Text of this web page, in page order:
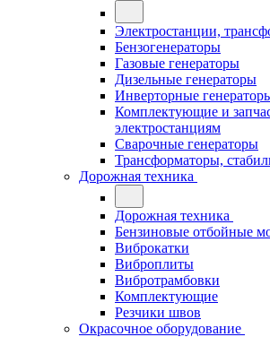
Электростанции,
Бензогенераторы
Газовые генераторы
Дизельные генераторы
Инверторные
Комплектующие и
электростанциям
Сварочные генераторы
Трансформаторы,
Дорожная техника
Дорожная техника
Бензиновые отбойные
Виброкатки
Виброплиты
Вибротрамбовки
Комплектующие
Резчики швов
Окрасочное оборудование